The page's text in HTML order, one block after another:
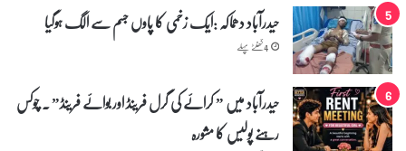
حیدرآباد دھماکہ :ایک زخمی کا پاوں جسم سے الگ ہوگیا
4 گھنٹے پہلے
حیدرآباد میں ” کرائے کی گرل فرینڈ اور بوائے فرینڈ” ۔ چوکس
رہنے پولیس کا مشورہ